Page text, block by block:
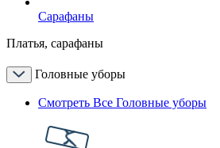
Сарафаны
Платья, сарафаны
Головные уборы
Смотреть Все Головные уборы